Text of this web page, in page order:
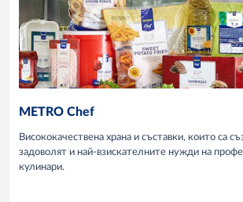
METRO Chef
Висококачествена храна и съставки, които са
задоволят и най-взискателните нужди на
кулинари.